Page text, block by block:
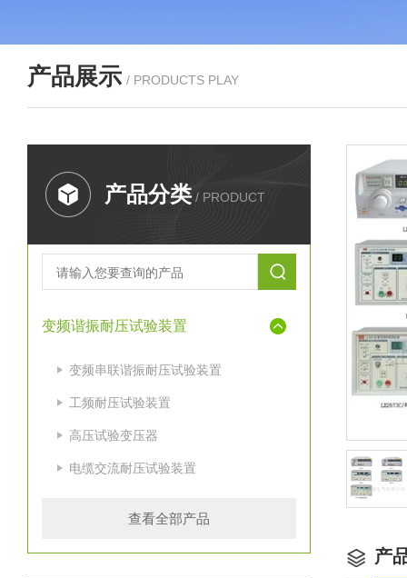
产品展示 / PRODUCTS PLAY
产品分类 / PRODUCT
变频谐振耐压试验装置
变频串联谐振耐压试验装置
工频耐压试验装置
高压试验变压器
电缆交流耐压试验装置
查看全部产品
产